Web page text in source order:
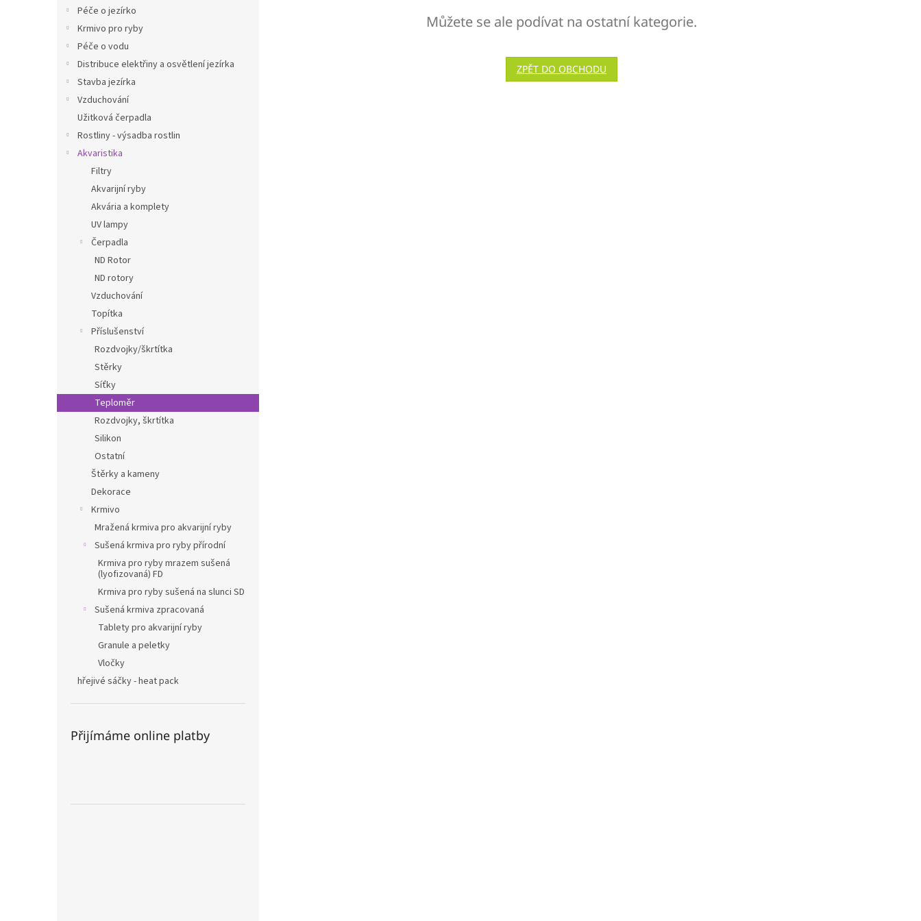
Péče o jezírko
Krmivo pro ryby
Péče o vodu
Distribuce elektřiny a osvětlení jezírka
Stavba jezírka
Vzduchování
Užitková čerpadla
Rostliny - výsadba rostlin
Akvaristika
Filtry
Akvarijní ryby
Akvária a komplety
UV lampy
Čerpadla
ND Rotor
ND rotory
Vzduchování
Topítka
Příslušenství
Rozdvojky/škrtítka
Stěrky
Síťky
Teploměr
Rozdvojky, škrtítka
Silikon
Ostatní
Štěrky a kameny
Dekorace
Krmivo
Mražená krmiva pro akvarijní ryby
Sušená krmiva pro ryby přírodní
Krmiva pro ryby mrazem sušená
(lyofizovaná) FD
Krmiva pro ryby sušená na slunci SD
Sušená krmiva zpracovaná
Tablety pro akvarijní ryby
Granule a peletky
Vločky
hřejivé sáčky - heat pack
Přijímáme online platby
Můžete se ale podívat na ostatní kategorie.
ZPĚT DO OBCHODU